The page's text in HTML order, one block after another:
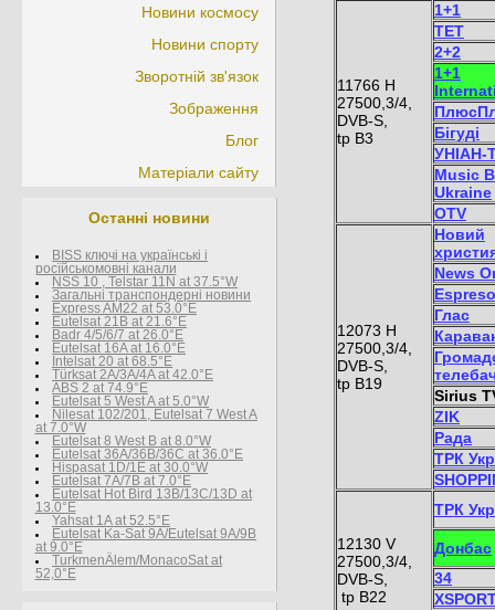
Новини космосу
Новини спорту
Зворотній зв'язок
Зображення
Блог
Матеріали сайту
Останні новини
BISS ключі на українські і
росїйськомовні канали
NSS 10 , Telstar 11N at 37.5°W
Загальні транспондерні новини
Express AM22 at 53.0°E
Eutelsat 21B at 21.6°E
Badr 4/5/6/7 at 26.0°E
Eutelsat 16A at 16.0°E
Intelsat 20 at 68.5°E
Türksat 2A/3A/4A at 42.0°E
ABS 2 at 74.9°E
Eutelsat 5 West A at 5.0°W
Nilesat 102/201, Eutelsat 7 West A
at 7.0°W
Eutelsat 8 West В at 8.0°W
Eutelsat 36A/36B/36C at 36.0°E
Hispasat 1D/1E at 30.0°W
Eutelsat 7A/7B at 7.0°E
Eutelsat Hot Bird 13B/13C/13D at
13.0°E
Yahsat 1A at 52.5°E
Eutelsat Ka-Sat 9A/Eutelsat 9A/9B
at 9.0°E
TurkmenÄlem/MonacoSat at
52,0°E
11766 H
27500,3/4,
DVB-S,
tp B3
1+1
ТЕТ
2+2
1+1
Бігуді
УНІАН-
Music
Ukraine
OTV
12073 H
27500,3/4,
DVB-S,
tp B19
Новий
News
Глас
Sirius
ZIK
Рaдa
ТРК
12130 V
27500,3/4,
DVB-S,
tp B22
ТРК
Донбас
34